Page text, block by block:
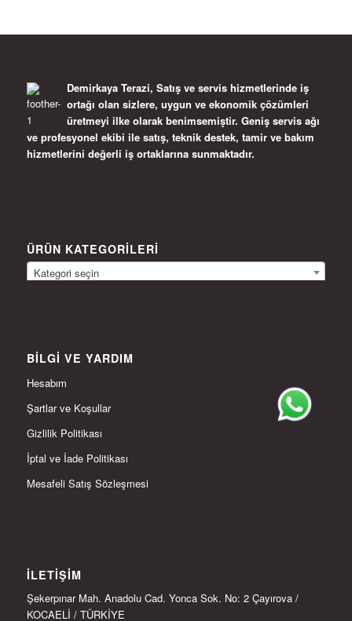
Demirkaya Terazi, Satış ve servis hizmetlerinde iş
ortağı olan sizlere, uygun ve ekonomik çözümleri
üretmeyi ilke olarak benimsemiştir. Geniş servis ağı
ve profesyonel ekibi ile satış, teknik destek, tamir ve bakım
hizmetlerini değerli iş ortaklarına sunmaktadır.
ÜRÜN KATEGORILERI
Kategori seçin
BILGI VE YARDIM
Hesabım
Şartlar ve Koşullar
Gizlilik Politikası
İptal ve İade Politikası
Mesafeli Satış Sözleşmesi
İLETIŞIM
Şekerpınar Mah. Anadolu Cad. Yonca Sok. No: 2 Çayırova /
KOCAELİ / TÜRKİYE